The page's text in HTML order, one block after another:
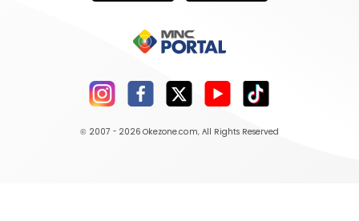
© 2007 - 2026 Okezone.com, All Rights Reserved